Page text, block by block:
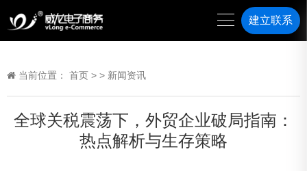
建立联系
当前位置： 首页 > > 新闻资讯
全球关税震荡下，外贸企业破局指南：
热点解析与生存策略